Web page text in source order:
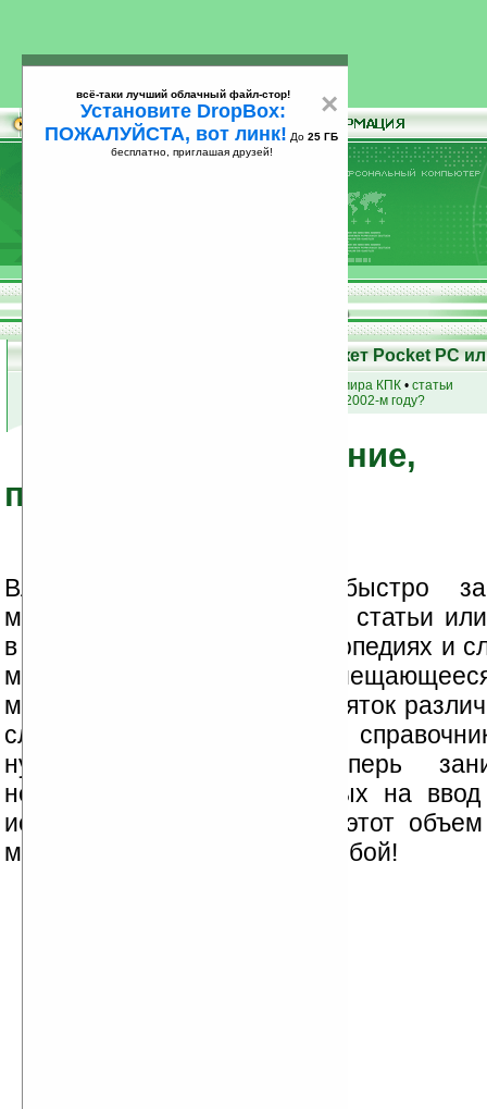
25
Возможности КПК - Что может Pocket PC
новости мира КПК • статьи
кпк в 2002-м году?
Обучение,
переводчики...
Владельцы КПК очень быстро
мучительные поиски нужной статьи
в толстых бумажных энциклопедиях и
маленькое устройство,
может заменить не один десяток
словарей, энциклопедий и
нужного определения теперь
несколько секунд, требуемых на
искомого термина. И весь этот
можно постоянно носить с собой!
×
всё-таки лучший облачный файл-стор!
Установите DropBox:
ПОЖАЛУЙСТА, вот линк! До 25 ГБ
бесплатно, приглашая друзей!